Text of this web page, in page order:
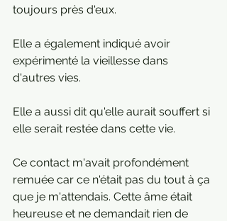
toujours près d'eux.
Elle a également indiqué avoir
expérimenté la vieillesse dans
d'autres vies.
Elle a aussi dit qu'elle aurait souffert si
elle serait restée dans cette vie.
Ce contact m'avait profondément
remuée car ce n'était pas du tout à ça
que je m'attendais. Cette âme était
heureuse et ne demandait rien de